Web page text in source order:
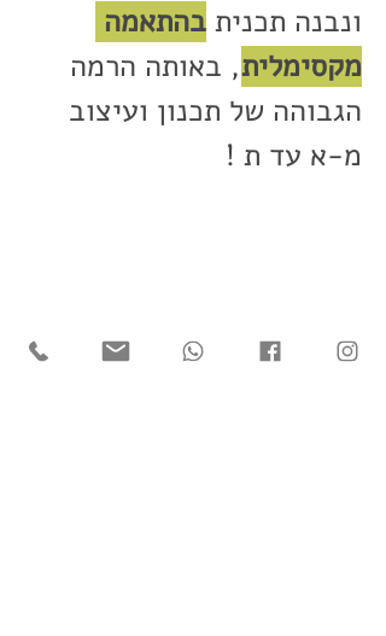
ונבנה תכנית בהתאמה
מקסימלית, באותה הרמה
הגבוהה של תכנון ועיצוב
מ-א עד ת !
לגלריה